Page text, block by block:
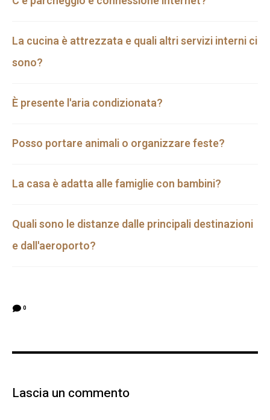
La cucina è attrezzata e quali altri servizi interni ci
sono?
È presente l'aria condizionata?
Posso portare animali o organizzare feste?
La casa è adatta alle famiglie con bambini?
Quali sono le distanze dalle principali destinazioni
e dall'aeroporto?
0
Lascia un commento